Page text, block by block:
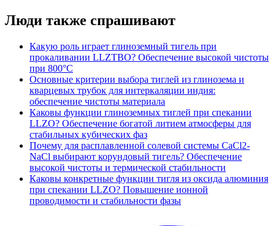
Люди также спрашивают
Какую роль играет глиноземный тигель при
прокаливании LLZTBO? Обеспечение высокой чистоты
при 800°C
Основные критерии выбора тиглей из глинозема и
кварцевых трубок для интеркаляции индия:
обеспечение чистоты материала
Каковы функции глиноземных тиглей при спекании
LLZO? Обеспечение богатой литием атмосферы для
стабильных кубических фаз
Почему для расплавленной солевой системы CaCl2-
NaCl выбирают корундовый тигель? Обеспечение
высокой чистоты и термической стабильности
Каковы конкретные функции тигля из оксида алюминия
при спекании LLZO? Повышение ионной
проводимости и стабильности фазы